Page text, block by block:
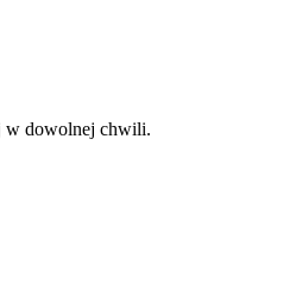
w dowolnej chwili.